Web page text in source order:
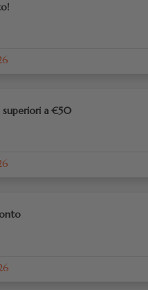
superiori a €50